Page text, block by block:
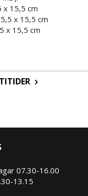
x 15,5 cm
x 15,5 cm
x 15,5 cm
07.30-16.00
13.15